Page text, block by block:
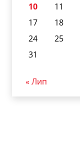
10
11
17
18
24
25
31
« Лип